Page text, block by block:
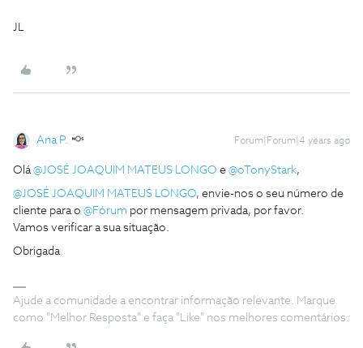
JL
Ana P. Forum|Forum|4 years ago
Olá@JOSÉ JOAQUIM MATEUS LONGO e @oTonyStark,
@JOSÉ JOAQUIM MATEUS LONGO, envie-nos o seu número de
cliente para o @Fórum por mensagem privada, por favor.
Vamos verificar a sua situação.
Obrigada
Ajude a comunidade a encontrar informação relevante. Marque
como "Melhor Resposta" e faça "Like" nos melhores comentários.